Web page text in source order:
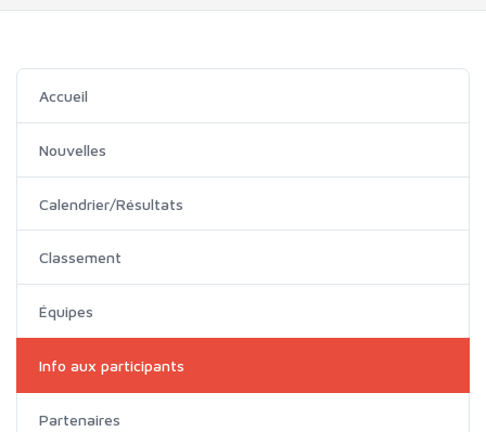
Accueil
Nouvelles
Calendrier/Résultats
Classement
Équipes
Info aux participants
Partenaires